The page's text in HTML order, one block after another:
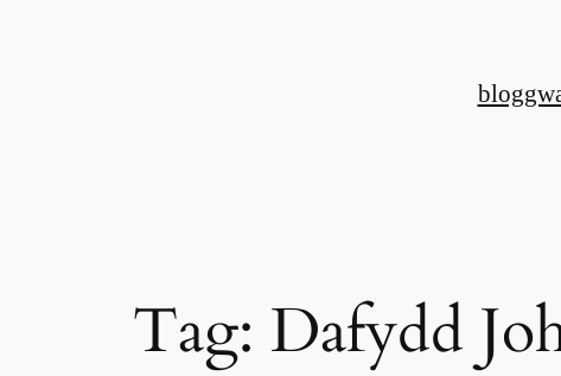
blog
Tag: Dafydd